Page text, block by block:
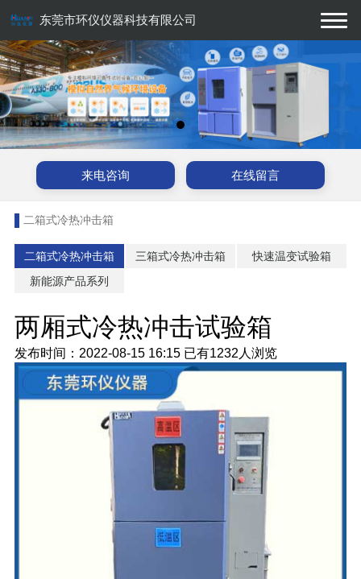
东莞市环仪仪器科技有限公司
来电咨询 在线留言
二箱式冷热冲击箱
二箱式冷热冲击箱 三箱式冷热冲击箱
快速温变试验箱
新能源产品系列
两厢式冷热冲击试验箱
发布时间：2022-08-15 16:15 已有1232人浏览